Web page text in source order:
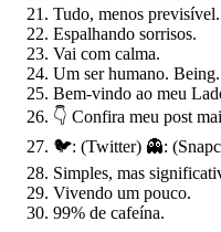
Tudo, menos previsível.
Espalhando sorrisos.
Vai com calma.
Um ser humano. Being.
Bem-vindo ao meu
👇 Confira meu post
🐦: (Twitter) 👻:
Simples, mas
Vivendo um pouco.
99% de cafeína.